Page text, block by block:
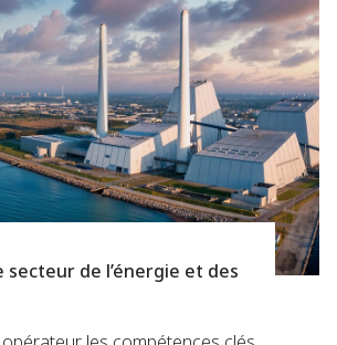
secteur de l’énergie et des